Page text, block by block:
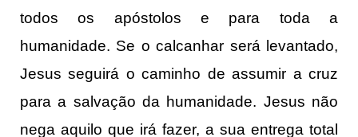
todos os apóstolos e para toda a
humanidade. Se o calcanhar será levantado,
Jesus seguirá o caminho de assumir a cruz
para a salvação da humanidade. Jesus não
nega aquilo que irá fazer, a sua entrega total